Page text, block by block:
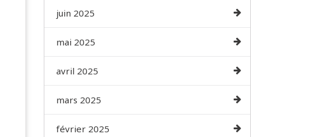
juin 2025
mai 2025
avril 2025
mars 2025
février 2025